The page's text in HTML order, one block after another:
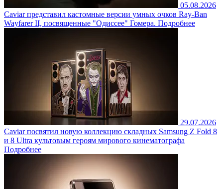
05.08.2026
Caviar представил кастомные версии умных очков Ray-Ban
Wayfarer II, посвященные "Одиссее" Гомера. Подробнее
29.07.2026
Caviar посвятил новую коллекцию складных Samsung Z Fold 8
и 8 Ultra культовым героям мирового кинематографа
Подробнее